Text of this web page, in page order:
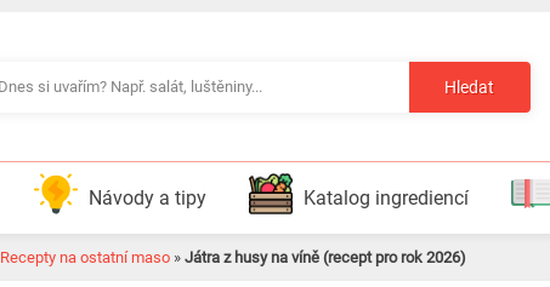
Hledat
Návody a tipy Katalog ingrediencí
Recepty na ostatní maso » Játra z husy na víně (recept pro rok 2026)